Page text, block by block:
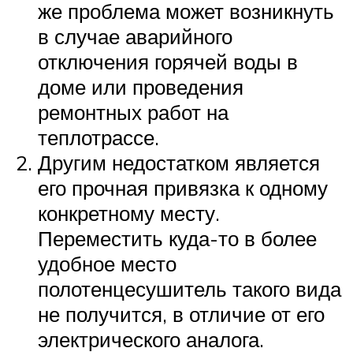
же проблема может возникнуть
в случае аварийного
отключения горячей воды в
доме или проведения
ремонтных работ на
теплотрассе.
Другим недостатком является
его прочная привязка к одному
конкретному месту.
Переместить куда-то в более
удобное место
полотенцесушитель такого вида
не получится, в отличие от его
электрического аналога.